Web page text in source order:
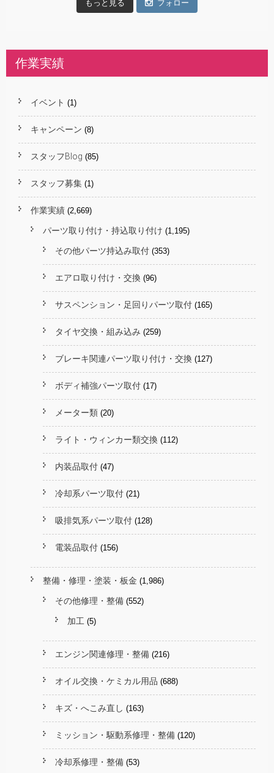
もっと見る フォロー
作業実績
イベント (1)
キャンペーン (8)
スタッフBlog (85)
スタッフ募集 (1)
作業実績 (2,669)
パーツ取り付け・持込取り付け (1,195)
その他パーツ持込み取付 (353)
エアロ取り付け・交換 (96)
サスペンション・足回りパーツ取付 (165)
タイヤ交換・組み込み (259)
ブレーキ関連パーツ取り付け・交換 (127)
ボディ補強パーツ取付 (17)
メーター類 (20)
ライト・ウィンカー類交換 (112)
内装品取付 (47)
冷却系パーツ取付 (21)
吸排気系パーツ取付 (128)
電装品取付 (156)
整備・修理・塗装・板金 (1,986)
その他修理・整備 (552)
加工 (5)
エンジン関連修理・整備 (216)
オイル交換・ケミカル用品 (688)
キズ・へこみ直し (163)
ミッション・駆動系修理・整備 (120)
冷却系修理・整備 (53)